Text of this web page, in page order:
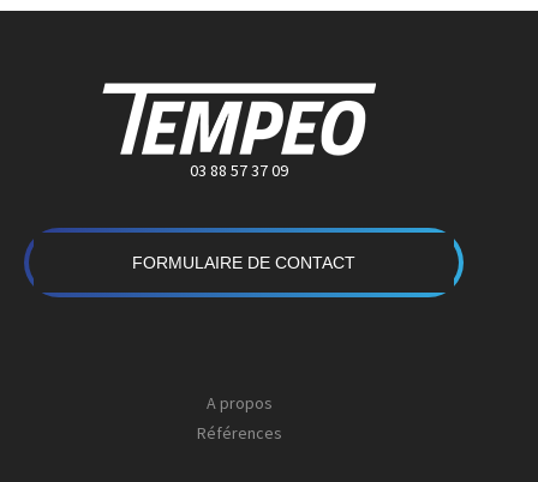
03 88 57 37 09
FORMULAIRE DE CONTACT
A propos
Références